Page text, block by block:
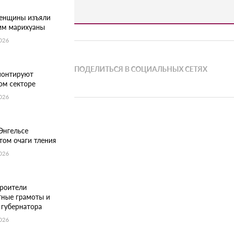
изъяли
марихуаны
секторе
очаги тления
грамоты и
ПОДЕЛИТЬСЯ В СОЦИАЛЬНЫХ СЕТЯХ